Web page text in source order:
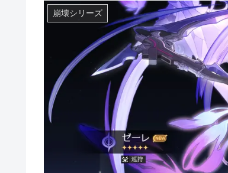
崩壊シリーズ